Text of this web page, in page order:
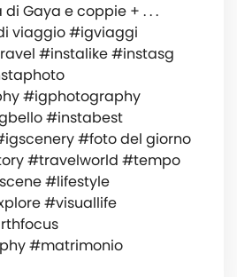
Gaya e coppie +️️ . . .
viaggio #igviaggi
#instalike #instasg
#igphotography
#instabest
#foto del giorno
#travelworld #tempo
#lifestyle
#visuallife
#matrimonio